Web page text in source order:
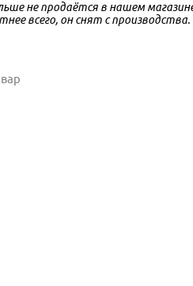
не продаётся в нашем магазине
всего, он снят с производства.